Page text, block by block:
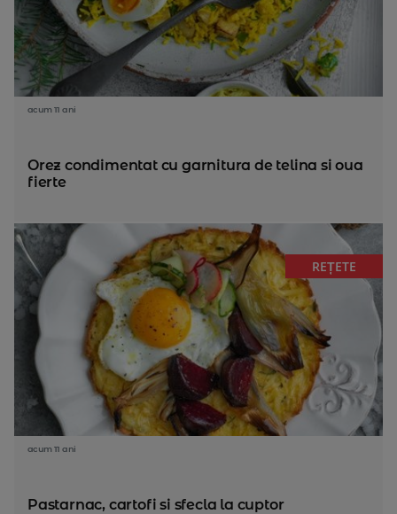
acum 11 ani
Orez condimentat cu garnitura de telina si oua
fierte
REȚETE
acum 11 ani
Pastarnac, cartofi si sfecla la cuptor